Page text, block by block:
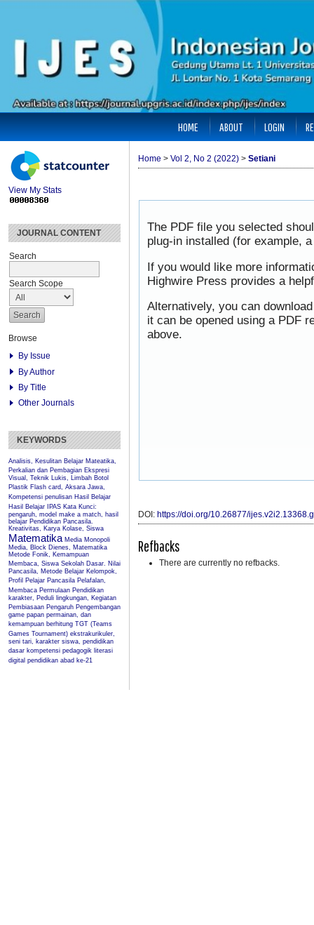
View My Stats
JOURNAL CONTENT
Search
Search Scope
Browse
By Issue
By Author
By Title
Other Journals
KEYWORDS
Analisis, Kesulitan Belajar Mateatika,
Perkalian dan Pembagian Ekspresi
Visual, Teknik Lukis, Limbah Botol
Plastik Flash card, Aksara Jawa,
Kompetensi penulisan Hasil Belajar
Hasil Belajar IPAS Kata Kunci:
pengaruh, model make a match, hasil
belajar Pendidikan Pancasila.
Kreativitas, Karya Kolase, Siswa
Matematika Media Monopoli
Media, Block Dienes, Matematika
Metode Fonik, Kemampuan
Membaca, Siswa Sekolah Dasar. Nilai
Pancasila, Metode Belajar Kelompok,
Profil Pelajar Pancasila Pelafalan,
Membaca Permulaan Pendidikan
karakter, Peduli lingkungan, Kegiatan
Pembiasaan Pengaruh Pengembangan
game papan permainan, dan
kemampuan berhitung TGT (Teams
Games Tournament) ekstrakurikuler,
seni tari, karakter siswa, pendidikan
dasar kompetensi pedagogik literasi
digital pendidikan abad ke-21
HOME ABOUT LOGIN
Home > Vol 2, No 2 (2022) > Setiani
The PDF file you selected
plug-in installed (for example,
If you would like more
Highwire Press provides a
Alternatively, you can
it can be opened using a PDF
above.
DOI: https://doi.org/10.26877/
Refbacks
There are currently no refbacks.